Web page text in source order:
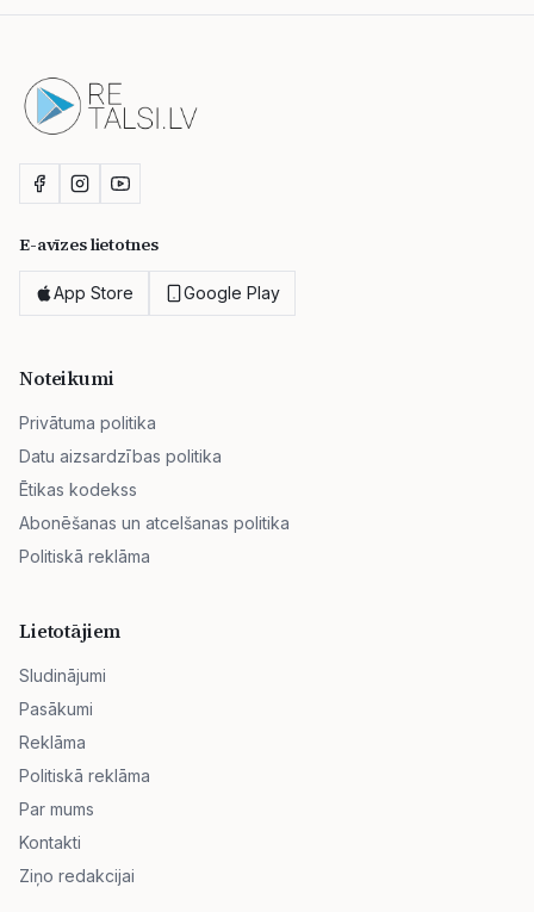
E-avīzes lietotnes
App Store Google Play
Noteikumi
Privātuma politika
Datu aizsardzības politika
Ētikas kodekss
Abonēšanas un atcelšanas politika
Politiskā reklāma
Lietotājiem
Sludinājumi
Pasākumi
Reklāma
Politiskā reklāma
Par mums
Kontakti
Ziņo redakcijai